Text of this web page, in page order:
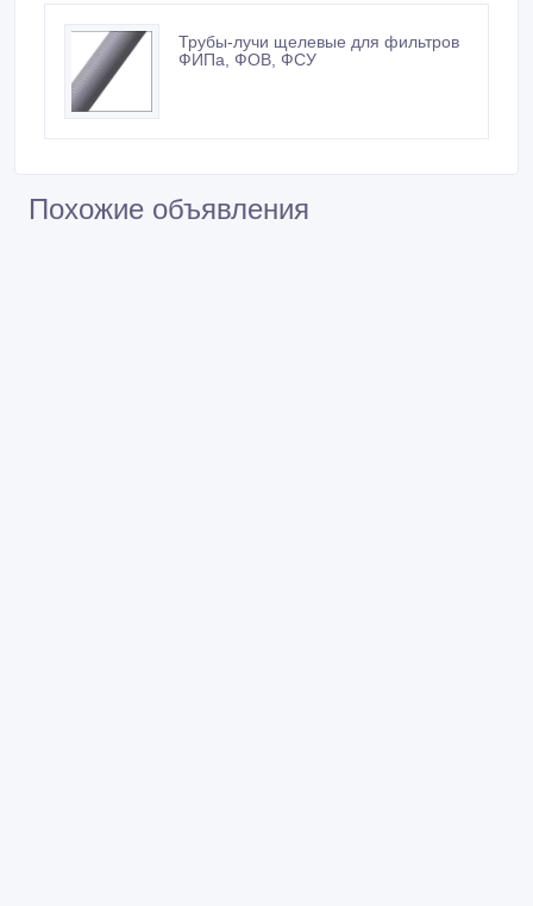
Трубы-лучи щелевые для фильтров
ФИПа, ФОВ, ФСУ
Похожие объявления